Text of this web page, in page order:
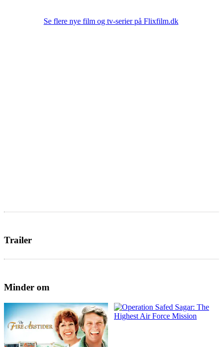
Se flere nye film og tv-serier på Flixfilm.dk
Trailer
Minder om